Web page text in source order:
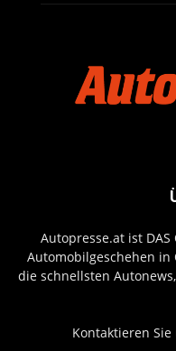
Autopresse.at ist
Automobilgeschehen
die schnellsten
Kontaktieren Sie